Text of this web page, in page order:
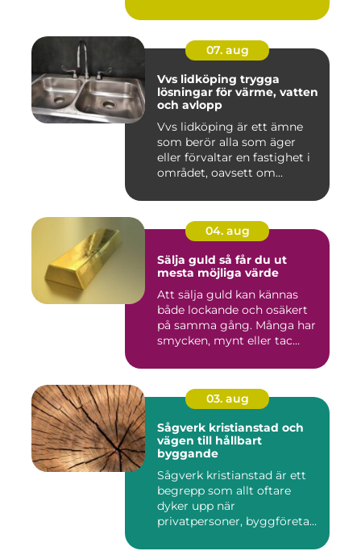
07. aug
Vvs lidköping trygga
lösningar för värme, vatten
och avlopp
Vvs lidköping är ett ämne
som berör alla som äger
eller förvaltar en fastighet i
området, oavsett om...
04. aug
Sälja guld så får du ut
mesta möjliga värde
Att sälja guld kan kännas
både lockande och osäkert
på samma gång. Många har
smycken, mynt eller tac...
03. aug
Sågverk kristianstad och
vägen till hållbart
byggande
Sågverk kristianstad är ett
begrepp som allt oftare
dyker upp när
privatpersoner, byggföretag